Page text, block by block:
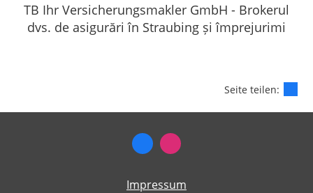
TB Ihr Versicherungsmakler GmbH - Brokerul
dvs. de asigurări în Straubing și împrejurimi
Seite teilen:
Impressum